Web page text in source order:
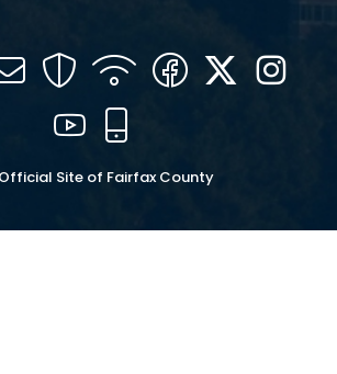
Mail SecurityWIFI Facebook
Twitter
YouTube
Site of Fairfax County